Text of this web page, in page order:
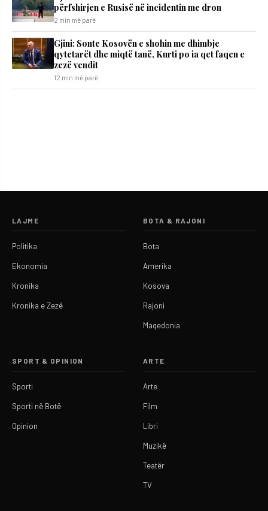
përfshirjen e Rusisë në incidentin me dron
2 min më parë
Gjini: Sonte Kosovën e shohin me dhimbje
qytetarët dhe miqtë tanë, Kurti po ia qet faqen e
zezë vendit
12 min më parë
LAJME
Politika
Ekonomia
Kronika
Kronika e Zezë
BOTA & RAJONI
Bota
Amerika
Kosova
Rajoni
Maqedonia
SPORT & OPINION
Sporti
Sporti në Botë
Opinion
ARTE
Arte
Film
Libri
Muzikë
Teatër
TV